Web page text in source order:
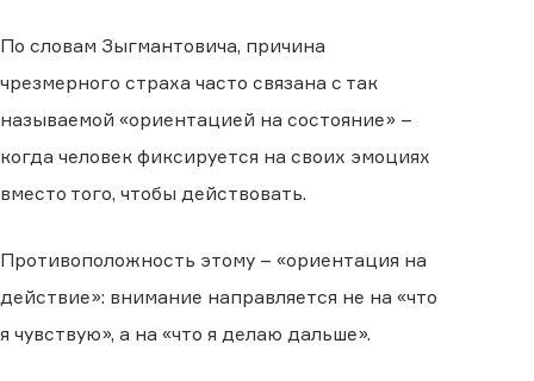
По словам Зыгмантовича, причина
чрезмерного страха часто связана с так
называемой «ориентацией на состояние» –
когда человек фиксируется на своих эмоциях
вместо того, чтобы действовать.
Противоположность этому – «ориентация на
действие»: внимание направляется не на «что
я чувствую», а на «что я делаю дальше».